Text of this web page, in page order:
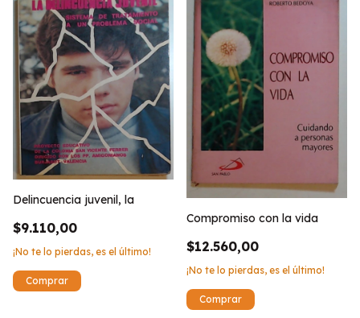
Delincuencia juvenil, la
$9.110,00
¡No te lo pierdas, es el último!
Compromiso con la vida
$12.560,00
¡No te lo pierdas, es el último!